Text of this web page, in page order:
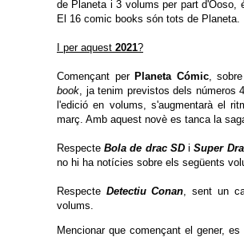
de Planeta i 3 volums per part d'Ooso,
El 16 comic books són tots de Planeta.
I per aquest 2021?
Començant perPlaneta Cómic,
book , ja tenim previstos dels
l'edició en volums, s'augmentarà el
març. Amb aquest novè es tanca la
RespecteBola de drac SDiSuper
no hi ha notícies sobre els següents
Respecte Detectiu Conan , sent un
volums.
Mencionar que començant el gener, es